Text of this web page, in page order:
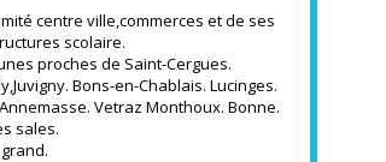
centre ville,commerces et de ses
scolaire.
proches de Saint-Cergues.
Bons-en-Chablais. Lucinges.
Vetraz Monthoux. Bonne.
sales.